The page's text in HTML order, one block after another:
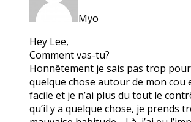
Myo
Hey Lee,
Comment vas-tu?
Honnêtement je sais pas trop
quelque chose autour de mon cou
facile et je n’ai plus du tout le
qu’il y a quelque chose, je prends